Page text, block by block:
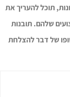
תוכל להעריך את
שלהם. תובנות
של דבר להצלחת